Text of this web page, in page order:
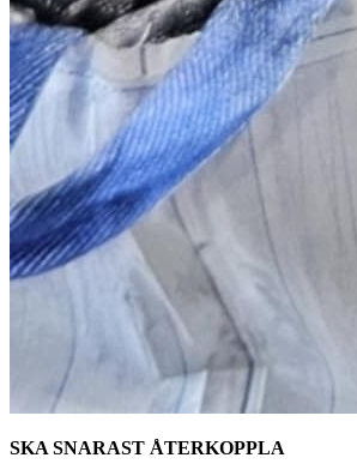
SKA SNARAST ÅTERKOPPLA